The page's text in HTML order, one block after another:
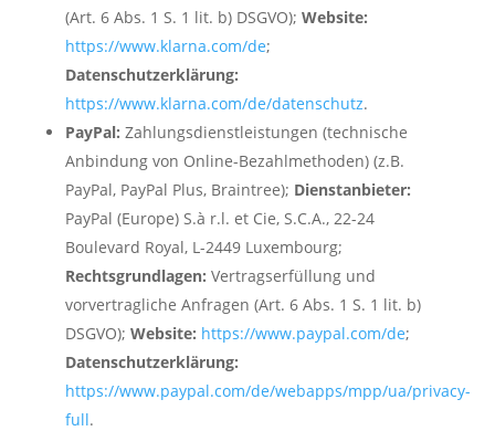
(Art. 6 Abs. 1 S. 1 lit. b) DSGVO); Website:
https://www.klarna.com/de;
Datenschutzerklärung:
https://www.klarna.com/de/datenschutz.
PayPal: Zahlungsdienstleistungen (technische
Anbindung von Online-Bezahlmethoden) (z.B.
PayPal, PayPal Plus, Braintree); Dienstanbieter:
PayPal (Europe) S.à r.l. et Cie, S.C.A., 22-24
Boulevard Royal, L-2449 Luxembourg;
Rechtsgrundlagen: Vertragserfüllung und
vorvertragliche Anfragen (Art. 6 Abs. 1 S. 1 lit. b)
DSGVO); Website: https://www.paypal.com/de;
Datenschutzerklärung:
https://www.paypal.com/de/webapps/mpp/ua/privacy-
full.